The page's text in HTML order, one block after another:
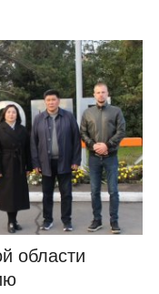
области